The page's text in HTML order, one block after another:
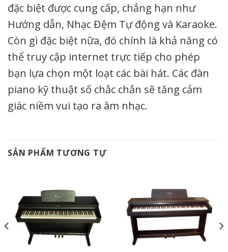
đặc biệt được cung cấp, chẳng hạn như
Hướng dẫn, Nhạc Đệm Tự động và Karaoke.
Còn gì đặc biệt nữa, đó chính là khả năng có
thể truy cập internet trực tiếp cho phép
bạn lựa chọn một loạt các bài hát. Các đàn
piano kỹ thuật số chắc chắn sẽ tăng cảm
giác niềm vui tạo ra âm nhạc.
SẢN PHẨM TƯƠNG TỰ